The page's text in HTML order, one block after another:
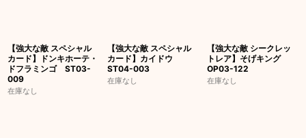
【強大な敵 スペシャル
カード】ドンキホーテ・
ドフラミンゴ ST03-
009
在庫なし
【強大な敵 スペシャル
カード】カイドウ
ST04-003
在庫なし
【強大な敵 シークレッ
トレア】そげキング
OP03-122
在庫なし